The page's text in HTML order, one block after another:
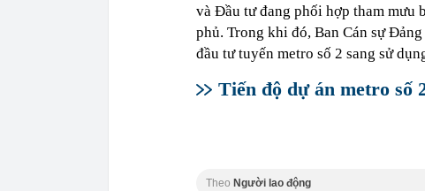
và Đầu tư đang phối hợp tham mưu
phủ. Trong khi đó, Ban Cán sự
đầu tư tuyến metro số 2 sang sử
Tiến độ dự án metro số
Theo Người lao động